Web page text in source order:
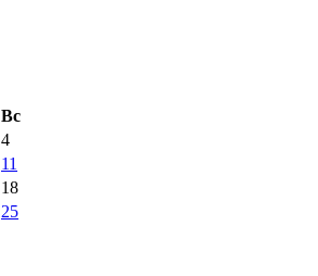
Вс
4
11
18
25